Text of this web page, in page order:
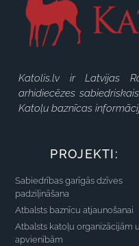
Katolis.lv ir Latvijas
arhidiecēzes
Katoļu baznīcas
PROJEKTI:
Sabiedrības garīgās dzīves
padziļināšana
Atbalsts baznīcu atjaunošanai
Atbalsts katoļu organizācijām
apvienībām